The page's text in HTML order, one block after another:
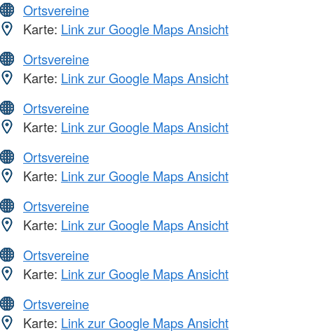
Ortsvereine
Karte: Link zur Google Maps Ansicht
Ortsvereine
Karte: Link zur Google Maps Ansicht
Ortsvereine
Karte: Link zur Google Maps Ansicht
Ortsvereine
Karte: Link zur Google Maps Ansicht
Ortsvereine
Karte: Link zur Google Maps Ansicht
Ortsvereine
Karte: Link zur Google Maps Ansicht
Ortsvereine
Karte: Link zur Google Maps Ansicht